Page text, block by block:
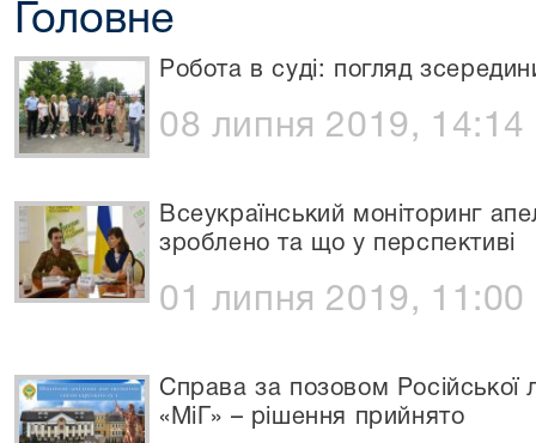
Головне
Робота в суді: погляд
08 липня 2019, 14:14
Всеукраїнський моніторинг
зроблено та що у перспективі
01 липня 2019, 11:00
Справа за позовом Російської
«МіГ» – рішення прийнято